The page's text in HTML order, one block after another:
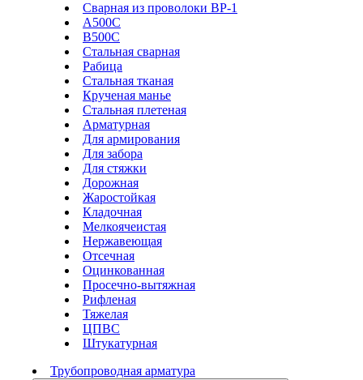
Сварная из проволоки ВР-1
А500С
В500С
Стальная сварная
Рабица
Стальная тканая
Крученая манье
Стальная плетеная
Арматурная
Для армирования
Для забора
Для стяжки
Дорожная
Жаростойкая
Кладочная
Мелкоячеистая
Нержавеющая
Отсечная
Оцинкованная
Просечно-вытяжная
Рифленая
Тяжелая
ЦПВС
Штукатурная
Трубопроводная арматура